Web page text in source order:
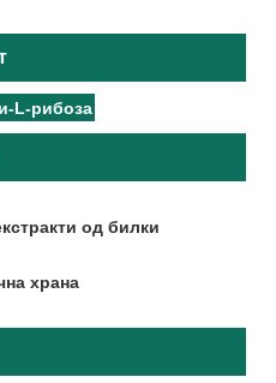
L-рибоза
од билки
храна